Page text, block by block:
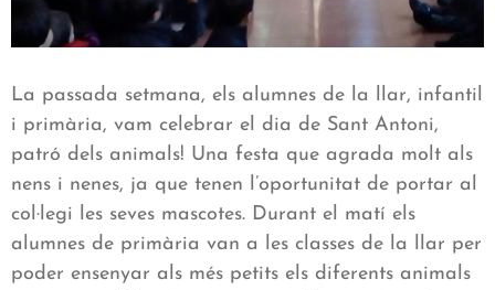
La passada setmana, els alumnes de la llar, infantil
i primària, vam celebrar el dia de Sant Antoni,
patró dels animals! Una festa que agrada molt als
nens i nenes, ja que tenen l’oportunitat de portar al
col·legi les seves mascotes. Durant el matí els
alumnes de primària van a les classes de la llar per
poder ensenyar als més petits els diferents animals